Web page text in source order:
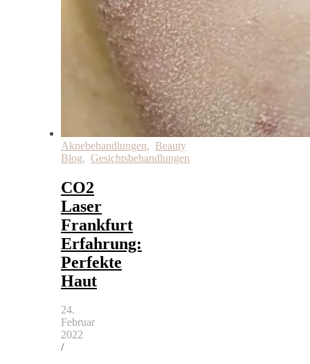
Aknebehandlungen, Beauty
Blog, Gesichtsbehandlungen
CO2
Laser
Frankfurt
Erfahrung:
Perfekte
Haut
24.
Februar
2022
/